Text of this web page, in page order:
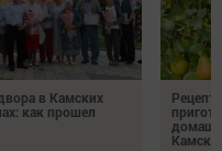
в Камских
как прошел